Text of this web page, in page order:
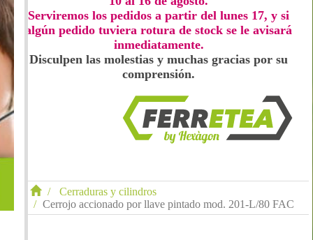
Serviremos los pedidos a partir del lunes 17, y si
algún pedido tuviera rotura de stock se le avisará
inmediatamente.
Disculpen las molestias y muchas gracias por su
comprensión.
Cerraduras y cilindros
Cerrojo accionado por llave pintado mod. 201-L/80 FAC